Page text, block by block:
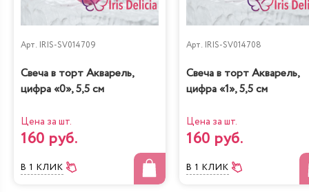
Диетическая с
вишней
Карамель&Шоколад
Арт. IRIS-SV014709
Свеча в торт Акварель,
цифра «0», 5,5 см
Цена за шт.
160 руб.
В 1 КЛИК
Арт. IRIS-SV014708
Свеча в торт Акварель,
цифра «1», 5,5 см
Цена за шт.
160 руб.
В 1 КЛИК